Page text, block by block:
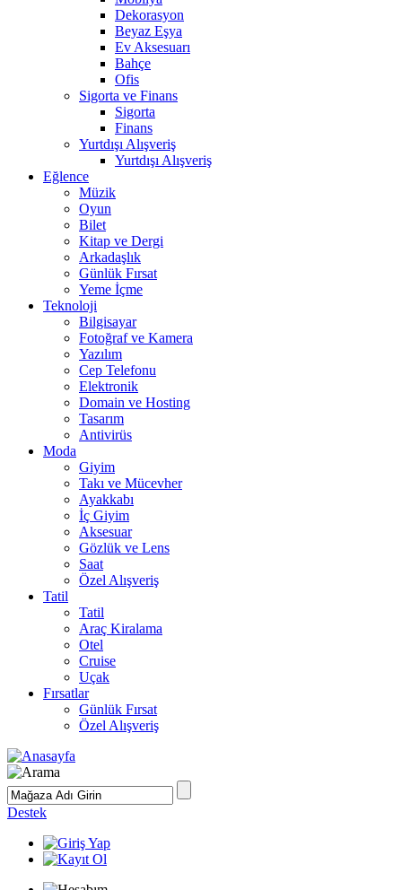
Dekorasyon
Beyaz Eşya
Ev Aksesuarı
Bahçe
Ofis
Sigorta ve Finans
Sigorta
Finans
Yurtdışı Alışveriş
Yurtdışı Alışveriş
Eğlence
Müzik
Oyun
Bilet
Kitap ve Dergi
Arkadaşlık
Günlük Fırsat
Yeme İçme
Teknoloji
Bilgisayar
Fotoğraf ve Kamera
Yazılım
Cep Telefonu
Elektronik
Domain ve Hosting
Tasarım
Antivirüs
Moda
Giyim
Takı ve Mücevher
Ayakkabı
İç Giyim
Aksesuar
Gözlük ve Lens
Saat
Özel Alışveriş
Tatil
Tatil
Araç Kiralama
Otel
Cruise
Uçak
Fırsatlar
Günlük Fırsat
Özel Alışveriş
Destek